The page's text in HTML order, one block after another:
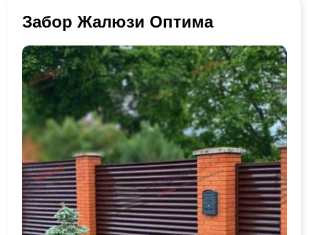
Забор Жалюзи Оптима